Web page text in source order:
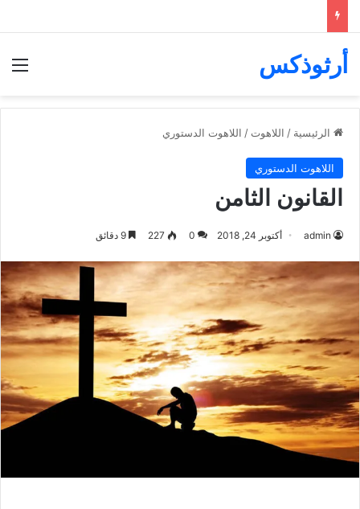
أرثوذكس
الرئيسية / اللاهوت / اللاهوت الدستوري
اللاهوت الدستوري
القانون الثامن
admin أكتوبر 24, 2018 0
227